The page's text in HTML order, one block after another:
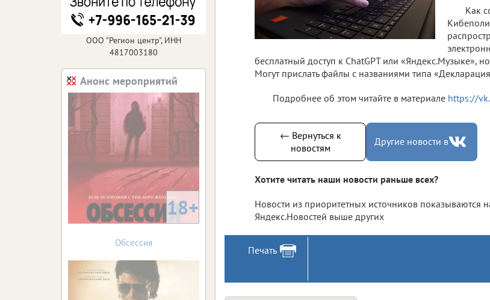
Как
бесплатный доступ к ChatGPT или «Яндекс.Музыке»,
Могут прислать файлы с названиями типа
Подробнее об этом читайте в материале https://
← Вернуться к
новостям
Другие новости в
Хотите читать наши новости раньше всех?
Новости из приоритетных источников показываются
Яндекс.Новостей выше других
Печать
ООО "Регион центр", ИНН
4817003180
Анонс мероприятий
18+
Обсессия